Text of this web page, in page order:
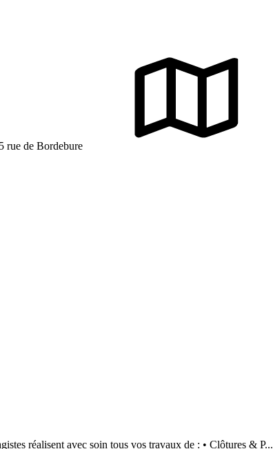
rue de Bordebure
réalisent avec soin tous vos travaux de : • Clôtures & P...